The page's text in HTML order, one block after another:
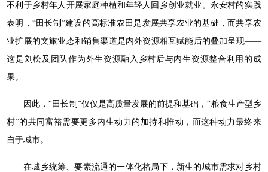
不利于乡村年人开展家庭种植和年轻人回乡创业就业。永安村的实践
表明，“田长制”建设的高标准农田是发展共享农业的基础，而共享农
业扩展的文旅业态和销售渠道是内外资源相互赋能后的叠加呈现——
这是刘松及团队作为外生资源融入乡村后与内生资源整合利用的成
果。
因此，“田长制”仅仅是高质量发展的前提和基础，“粮食生产型乡
村”的共同富裕需要更多内生动力的加持和推动，而这种动力最终来
自于城市。
在城乡统筹、要素流通的一体化格局下，新生的城市需求对乡村